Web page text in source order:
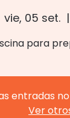
vie, 05 set.
  |
para
entradas
Ver